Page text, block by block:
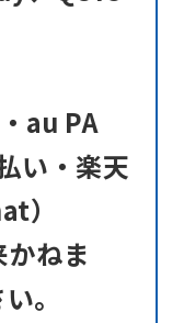
au PA
い・楽天
）
ねま
。